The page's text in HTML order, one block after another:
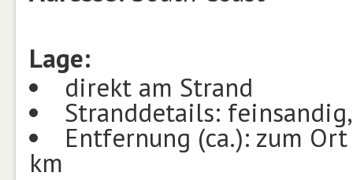
Lage:
direkt am Strand
Stranddetails:
Entfernung (ca.): zum
km